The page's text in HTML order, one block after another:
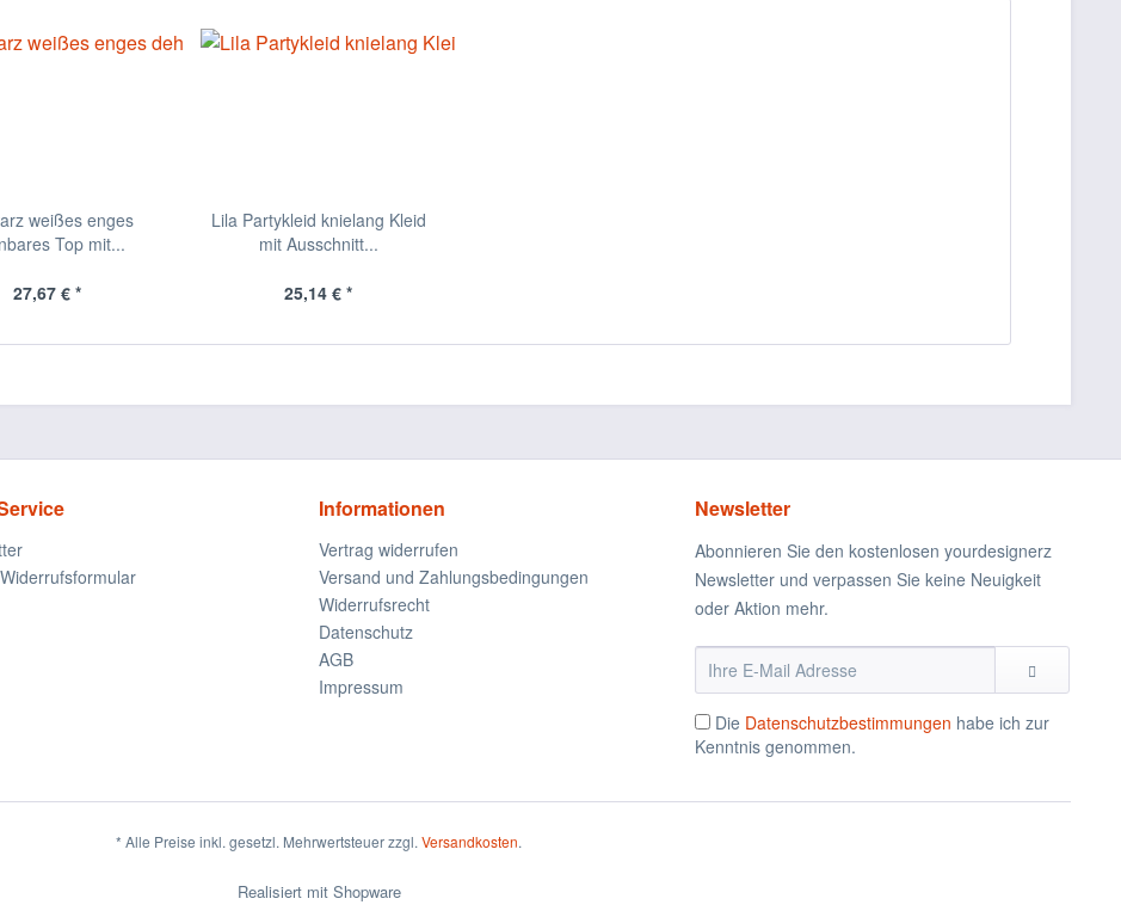
weißes enges
Top mit...
27,67 € *
Lila Partykleid knielang Kleid
mit Ausschnitt...
25,14 € *
Informationen
Vertrag widerrufen
Versand und Zahlungsbedingungen
Widerrufsrecht
Datenschutz
AGB
Impressum
Newsletter
Abonnieren Sie den kostenlosen yourdesignerz
Newsletter und verpassen Sie keine Neuigkeit
oder Aktion mehr.
Die Datenschutzbestimmungen habe ich zur
Kenntnis genommen.
* Alle Preise inkl. gesetzl. Mehrwertsteuer zzgl. Versandkosten.
Realisiert mit Shopware